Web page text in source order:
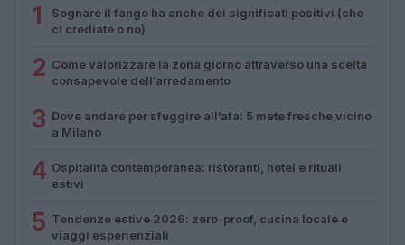
1
Sognare il fango ha anche dei significati positivi (che
ci crediate o no)
2 Come valorizzare la zona giorno attraverso una scelta
consapevole dell’arredamento
3 Dove andare per sfuggire all’afa: 5 mete fresche vicino
a Milano
4 Ospitalità contemporanea: ristoranti, hotel e rituali
estivi
5 Tendenze estive 2026: zero-proof, cucina locale e
viaggi esperienziali